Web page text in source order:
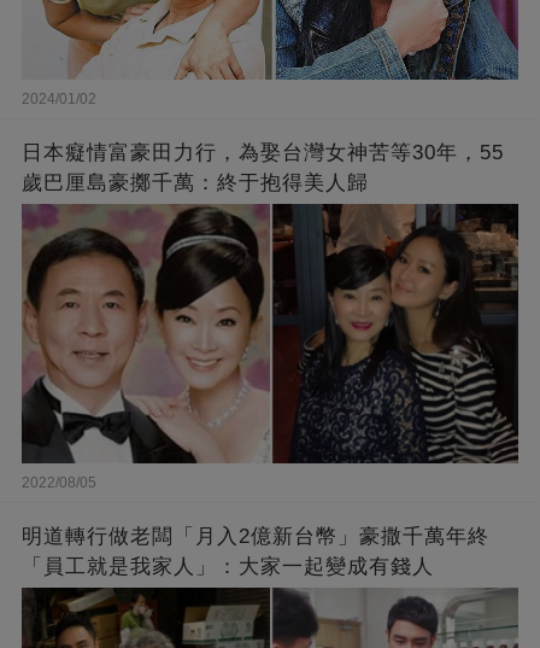
2024/01/02
日本癡情富豪田力行，為娶台灣女神苦等30年，55
歲巴厘島豪擲千萬：終于抱得美人歸
2022/08/05
明道轉行做老闆「月入2億新台幣」豪撒千萬年終
「員工就是我家人」：大家一起變成有錢人